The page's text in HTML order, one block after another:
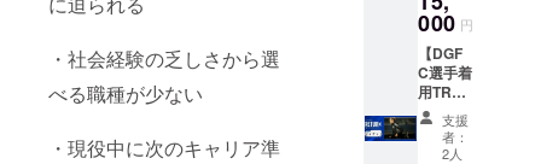
・社会経験の乏しさから選
べる職種が少ない
・現役中に次のキャリア準
ン送付
のた
め、
メール
アドレ
ス、住
所、氏
名、電
（限定
URLで
の配信
予定）
・オリ
ジナル
ステッ
カー
・アン
バサ
ダーか
らのお
礼動画
（約60
秒。
メール
000 円
【DGF
C選手着
用TR
ウェア
ジャ
ケッ
支援
者：
2人